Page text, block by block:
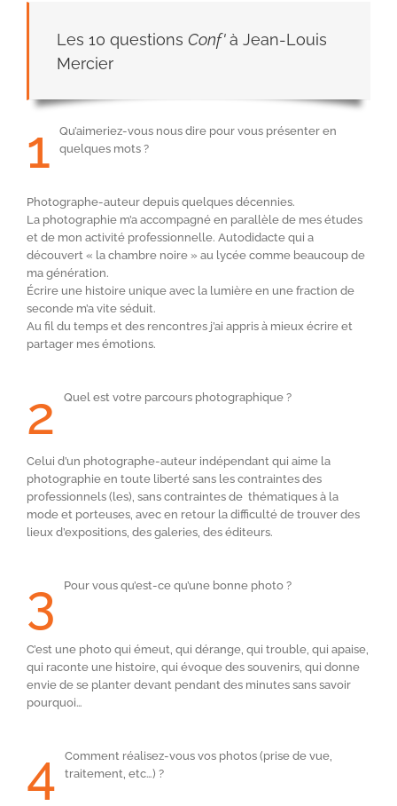
Les 10 questions Conf'à Jean-Louis
Mercier
1
Qu’aimeriez-vous nous dire pour vous présenter en
quelques mots ?
Photographe-auteur depuis quelques décennies.
La photographie m’a accompagné en parallèle de mes études
et de mon activité professionnelle. Autodidacte qui a
découvert « la chambre noire » au lycée comme beaucoup de
ma génération.
Écrire une histoire unique avec la lumière en une fraction de
seconde m’a vite séduit.
Au fil du temps et des rencontres j’ai appris à mieux écrire et
partager mes émotions.
2 Quel est votre parcours photographique ?
Celui d’un photographe-auteur indépendant qui aime la
photographie en toute liberté sans les contraintes des
professionnels (les), sans contraintes de thématiques à la
mode et porteuses, avec en retour la difficulté de trouver des
lieux d’expositions, des galeries, des éditeurs.
3 Pour vous qu’est-ce qu’une bonne photo ?
C’est une photo qui émeut, qui dérange, qui trouble, qui apaise,
qui raconte une histoire, qui évoque des souvenirs, qui donne
envie de se planter devant pendant des minutes sans savoir
pourquoi…
4
Comment réalisez-vous vos photos (prise de vue,
traitement, etc…) ?